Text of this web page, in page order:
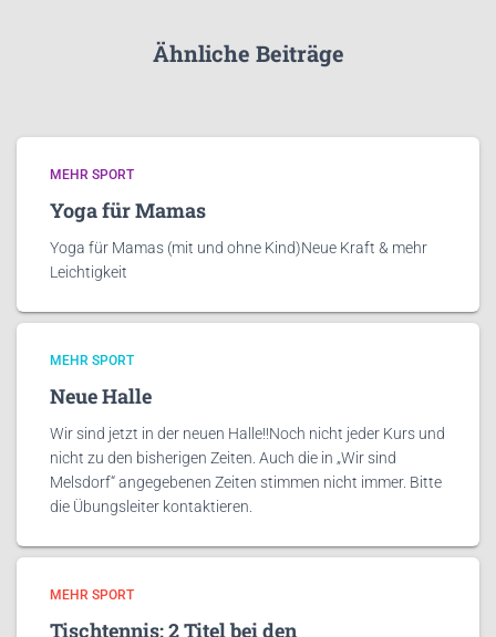
Ähnliche Beiträge
MEHR SPORT
Yoga für Mamas
Yoga für Mamas (mit und ohne Kind)Neue Kraft & mehr
Leichtigkeit
MEHR SPORT
Neue Halle
Wir sind jetzt in der neuen Halle!!Noch nicht jeder Kurs und
nicht zu den bisherigen Zeiten. Auch die in „Wir sind
Melsdorf“ angegebenen Zeiten stimmen nicht immer. Bitte
die Übungsleiter kontaktieren.
MEHR SPORT
Tischtennis: 2 Titel bei den